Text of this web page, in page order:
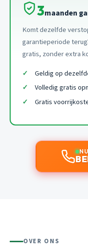
3maanden
Komt dezelfde
garantieperiode
gratis, zonder extra
Geldig op
Volledig gratis
Gratis
OVER ONS